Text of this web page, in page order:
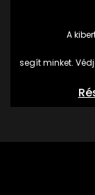
A
segít minket.